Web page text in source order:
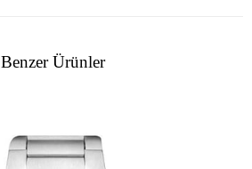
Benzer Ürünler